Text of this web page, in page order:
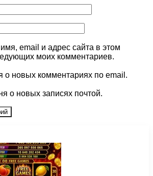
email и адрес сайта в этом
моих комментариев.
о новых комментариях по email.
о новых записях почтой.